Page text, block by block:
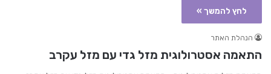
לחץ להמשך »
הנהלת האתר
התאמה אסטרולוגית מזל גדי עם מזל עקרב